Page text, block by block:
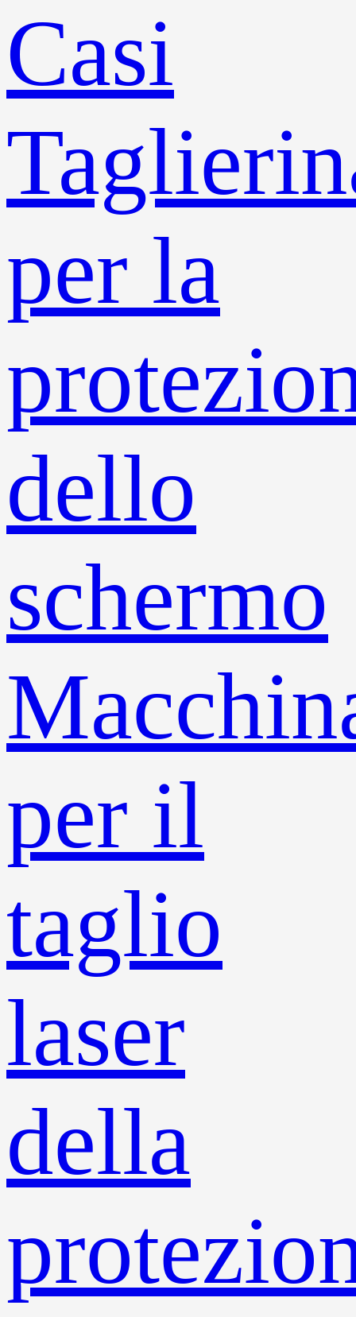
Casi
per la
dello
schermo
per il
taglio
laser
della